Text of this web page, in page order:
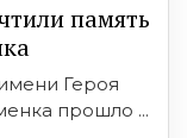
память
Героя
прошло ...